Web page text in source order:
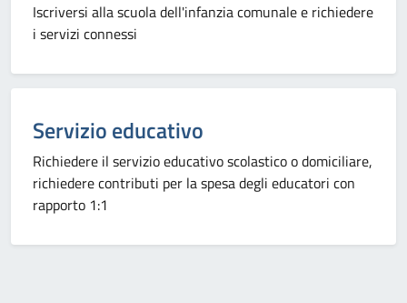
Iscriversi alla scuola dell'infanzia comunale e richiedere
i servizi connessi
Categoria:
Servizio educativo
Richiedere il servizio educativo scolastico o domiciliare,
richiedere contributi per la spesa degli educatori con
rapporto 1:1